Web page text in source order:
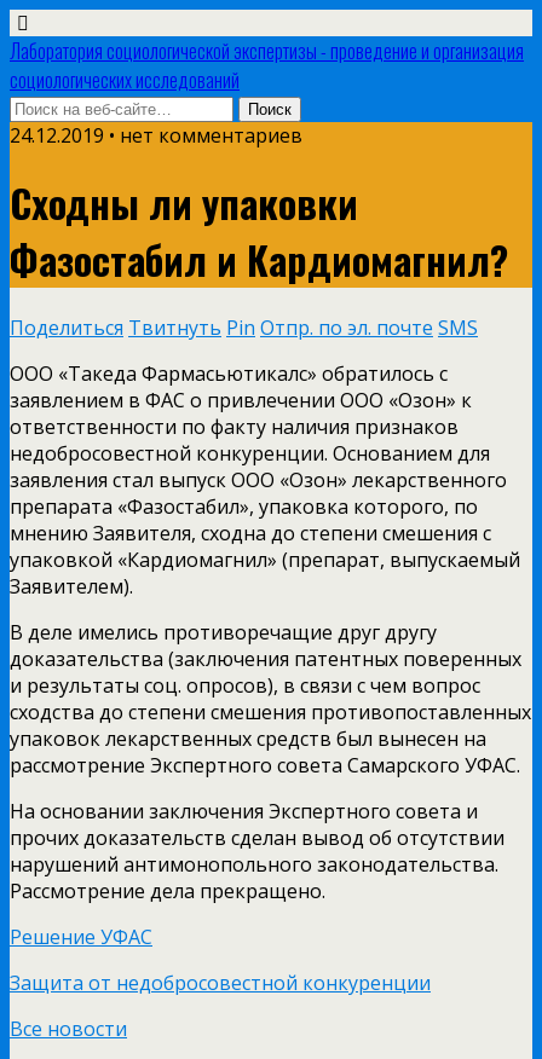
Лаборатория социологической экспертизы - проведение и организация
социологических исследований
24.12.2019 • нет комментариев
Сходны ли упаковки
Фазостабил и Кардиомагнил?
Поделиться Твитнуть Pin Отпр. по эл. почте SMS
ООО «Такеда Фармасьютикалс» обратилось с
заявлением в ФАС о привлечении ООО «Озон» к
ответственности по факту наличия признаков
недобросовестной конкуренции. Основанием для
заявления стал выпуск ООО «Озон» лекарственного
препарата «Фазостабил», упаковка которого, по
мнению Заявителя, сходна до степени смешения с
упаковкой «Кардиомагнил» (препарат, выпускаемый
Заявителем).
В деле имелись противоречащие друг другу
доказательства (заключения патентных поверенных
и результаты соц. опросов), в связи с чем вопрос
сходства до степени смешения противопоставленных
упаковок лекарственных средств был вынесен на
рассмотрение Экспертного совета Самарского УФАС.
На основании заключения Экспертного совета и
прочих доказательств сделан вывод об отсутствии
нарушений антимонопольного законодательства.
Рассмотрение дела прекращено.
Решение УФАС
Защита от недобросовестной конкуренции
Все новости